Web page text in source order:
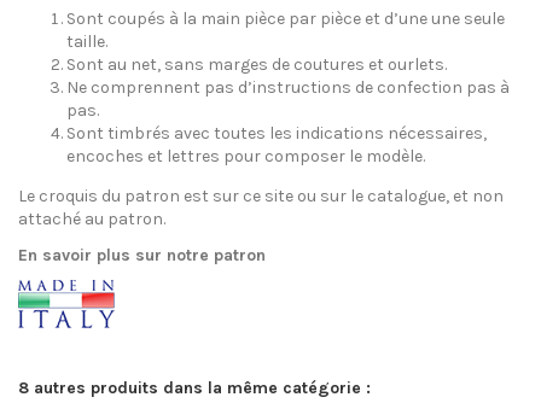
Sont coupés à la main pièce par pièce et d’une une seule
taille.
Sont au net, sans marges de coutures et ourlets.
Ne comprennent pas d’instructions de confection pas à
pas.
Sont timbrés avec toutes les indications nécessaires,
encoches et lettres pour composer le modèle.
Le croquis du patron est sur ce site ou sur le catalogue, et non
attaché au patron.
En savoir plus sur notre patron
8 autres produits dans la même catégorie :